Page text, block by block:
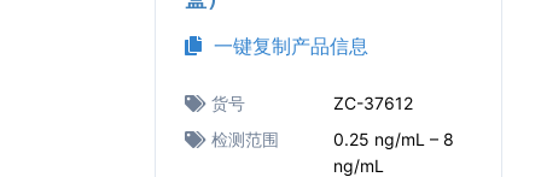
一键复制产品信息
货号
ZC-37612
检测范围
0.25 ng/mL – 8
ng/mL